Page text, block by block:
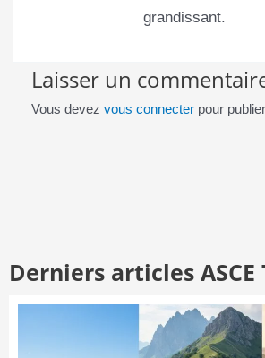
grandissant.
Laisser un
Vous devez vous connecterpour
Derniers articles